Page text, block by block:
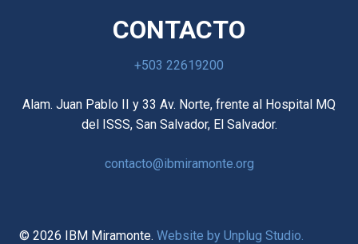
CONTACTO
+503 22619200
Alam. Juan Pablo II y 33 Av. Norte, frente al Hospital MQ
del ISSS, San Salvador, El Salvador.
contacto@ibmiramonte.org
© 2026 IBM Miramonte. Website by Unplug Studio.